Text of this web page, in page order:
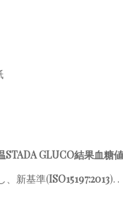
STADA GLUCO結果血糖
、新基準(ISO15197:2013). .